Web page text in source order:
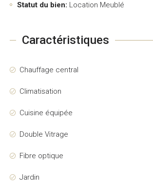
Statut du bien: Location Meublé
Caractéristiques
Chauffage central
Climatisation
Cuisine équipée
Double Vitrage
Fibre optique
Jardin